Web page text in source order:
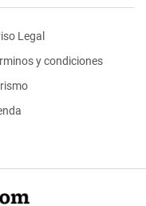
Legal
y condiciones